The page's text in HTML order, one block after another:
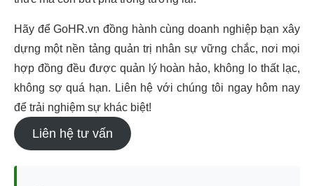
Hãy để GoHR.vn đồng hành cùng doanh nghiệp bạn xây
dựng một nền tảng quản trị nhân sự vững chắc, nơi mọi
hợp đồng đều được quản lý hoàn hảo, không lo thất lạc,
không sợ quá hạn. Liên hệ với chúng tôi ngay hôm nay
để trải nghiệm sự khác biệt!
Liên hệ tư vấn